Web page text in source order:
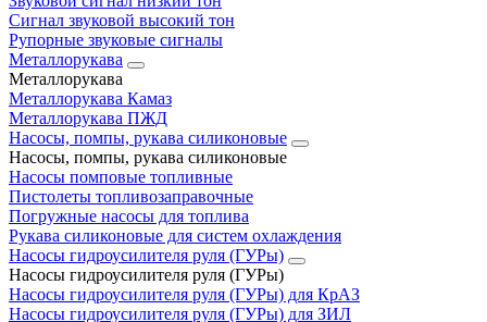
Сигнал звуковой высокий тон
Рупорные звуковые сигналы
Металлорукава
Металлорукава
Металлорукава Камаз
Металлорукава ПЖД
Насосы, помпы, рукава силиконовые
Насосы, помпы, рукава силиконовые
Насосы помповые топливные
Пистолеты топливозаправочные
Погружные насосы для топлива
Рукава силиконовые для систем охлаждения
Насосы гидроусилителя руля (ГУРы)
Насосы гидроусилителя руля (ГУРы)
Насосы гидроусилителя руля (ГУРы) для КрАЗ
Насосы гидроусилителя руля (ГУРы) для ЗИЛ